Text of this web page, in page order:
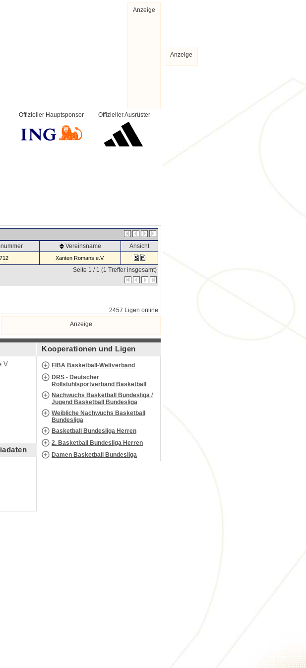
Anzeige
Offizieller Ausrüster
Offizieller Hauptsponsor
Vereinsname Ansicht
Xanten Romans e.V.
Seite 1 / 1 (1 Treffer insgesamt)
2457 Ligen online
Anzeige
Kooperationen und Ligen
FIBA Basketball-Weltverband
DRS - Deutscher
Rollstuhlsportverband Basketball
Nachwuchs Basketball Bundesliga /
Jugend Basketball Bundesliga
Weibliche Nachwuchs Basketball
Bundesliga
Basketball Bundesliga Herren
2. Basketball Bundesliga Herren
Damen Basketball Bundesliga
Anzeige